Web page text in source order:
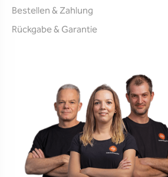
Bestellen & Zahlung
Rückgabe & Garantie